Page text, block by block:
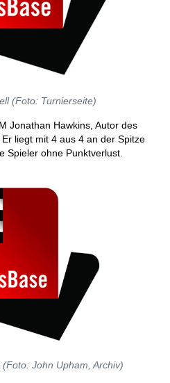
(Foto: Turnierseite)
Jonathan Hawkins, Autor des
. Er liegt mit 4 aus 4 an der Spitze
Spieler ohne Punktverlust.
John Upham, Archiv)